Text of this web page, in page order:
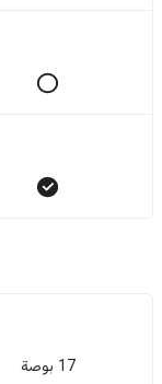
17 بوصة